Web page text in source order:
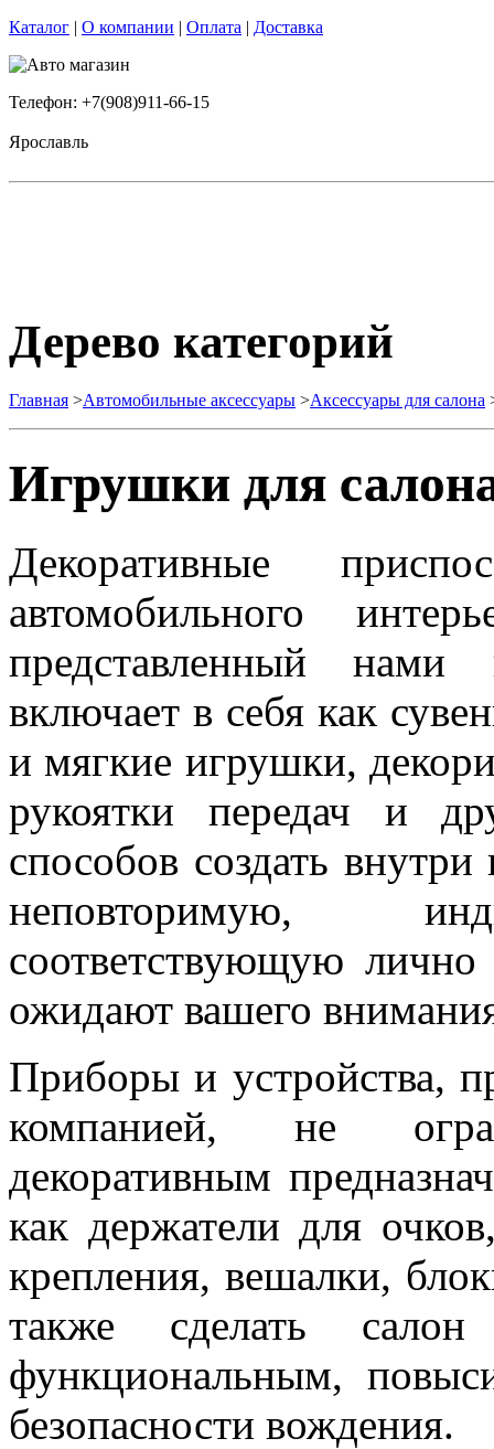
Каталог | О компании | Оплата | Доставка
Телефон: +7(908)911-66-15
Ярославль
Дерево категорий
Главная >Автомобильные аксессуары >Аксессуары для салона
Игрушки для
Декоративные
автомобильного
представленный нами
включает в себя как
и мягкие игрушки,
рукоятки передач и
способов создать внутри
неповторимую,
соответствующую
ожидают вашего
Приборы и устройства,
компанией, не
декоративным
как держатели для
крепления, вешалки,
также сделать
функциональным,
безопасности вождения.